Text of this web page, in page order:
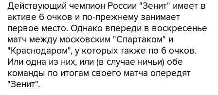
Действующий чемпион России "Зенит" имеет в
активе 6 очков и по-прежнему занимает
первое место. Однако впереди в воскресенье
матч между московским "Спартаком" и
"Краснодаром", у которых также по 6 очков.
Или одна из них, или (в случае ничьи) обе
команды по итогам своего матча опередят
"Зенит".